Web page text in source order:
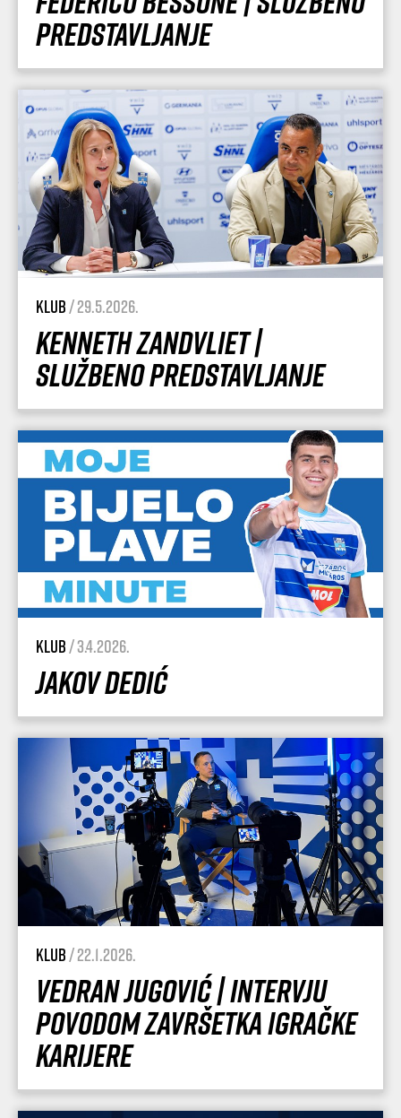
predstavljanje
Klub/ 29.5.2026.
Kenneth Zandvliet |
Službeno predstavljanje
Klub/ 3.4.2026.
Jakov Dedić
Klub/ 22.1.2026.
Vedran Jugović | Intervju
povodom završetka igračke
karijere